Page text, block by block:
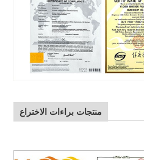
منتجات براءات الاختراع